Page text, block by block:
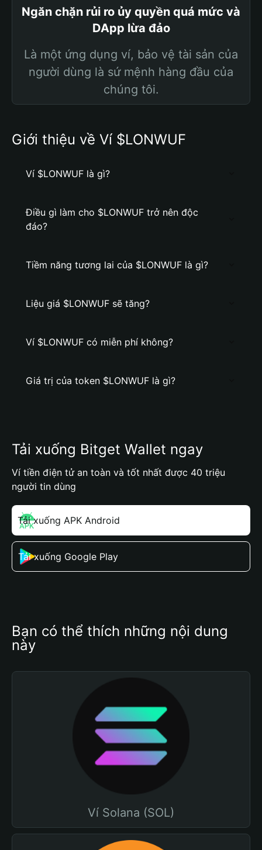
Ngăn chặn rủi ro ủy quyền quá mức và
DApp lừa đảo
Là một ứng dụng ví, bảo vệ tài sản của
người dùng là sứ mệnh hàng đầu của
chúng tôi.
Giới thiệu về Ví $LONWUF
Ví $LONWUF là gì?
Điều gì làm cho $LONWUF trở nên độc
đáo?
Tiềm năng tương lai của $LONWUF là gì?
Liệu giá $LONWUF sẽ tăng?
Ví $LONWUF có miễn phí không?
Giá trị của token $LONWUF là gì?
Tải xuống Bitget Wallet ngay
Ví tiền điện tử an toàn và tốt nhất được 40 triệu
người tin dùng
Tải xuống APK Android
Tải xuống Google Play
Bạn có thể thích những nội dung
này
Ví Solana (SOL)